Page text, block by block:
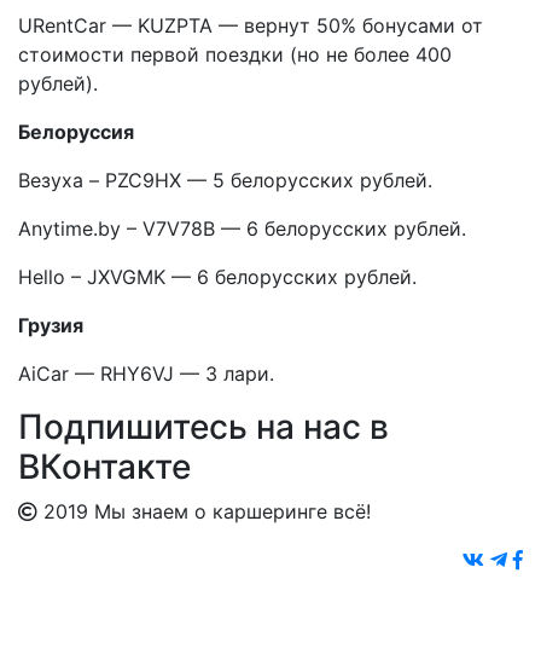
URentCar — KUZPTA — вернут 50% бонусами от
стоимости первой поездки (но не более 400
рублей).
Белоруссия
Везуха – PZC9HX — 5 белорусских рублей.
Anytime.by – V7V78B — 6 белорусских рублей.
Hello – JXVGMK — 6 белорусских рублей.
Грузия
AiCar — RHY6VJ — 3 лари.
Подпишитесь на нас в
ВКонтакте
2019 Мы знаем о каршеринге всё!